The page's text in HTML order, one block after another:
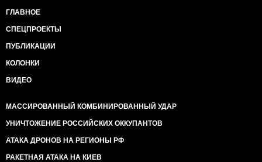
ГЛАВНОЕ
СПЕЦПРОЕКТЫ
ПУБЛИКАЦИИ
КОЛОНКИ
ВИДЕО
МАССИРОВАННЫЙ КОМБИНИРОВАННЫЙ УДАР
УНИЧТОЖЕНИЕ РОССИЙСКИХ ОККУПАНТОВ
АТАКА ДРОНОВ НА РЕГИОНЫ РФ
РАКЕТНАЯ АТАКА НА КИЕВ